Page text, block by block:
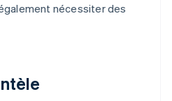
nécessiter des